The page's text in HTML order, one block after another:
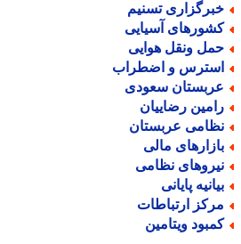
تسنیم
آسیایی
ونقل هوایی
و اضطراب
سعودی
رضاییان
عربستان
مالی
نظامی
پایانی
ارتباطات
ویتامین